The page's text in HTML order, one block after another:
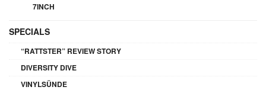
7INCH
SPECIALS
“RATTSTER” REVIEW STORY
DIVERSITY DIVE
VINYLSÜNDE